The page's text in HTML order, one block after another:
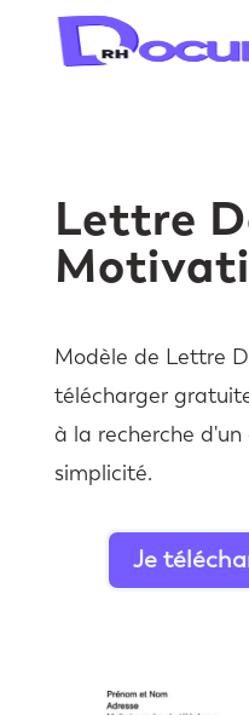
Lettre
Modèle de Lettre
télécharger
à la recherche
simplicité.
Je